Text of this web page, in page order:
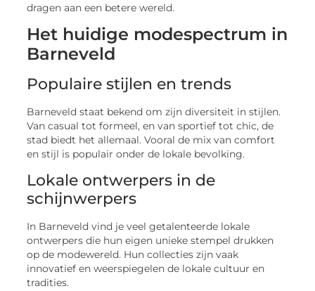
dragen aan een betere wereld.
Het huidige modespectrum in
Barneveld
Populaire stijlen en trends
Barneveld staat bekend om zijn diversiteit in stijlen.
Van casual tot formeel, en van sportief tot chic, de
stad biedt het allemaal. Vooral de mix van comfort
en stijl is populair onder de lokale bevolking.
Lokale ontwerpers in de
schijnwerpers
In Barneveld vind je veel getalenteerde lokale
ontwerpers die hun eigen unieke stempel drukken
op de modewereld. Hun collecties zijn vaak
innovatief en weerspiegelen de lokale cultuur en
tradities.